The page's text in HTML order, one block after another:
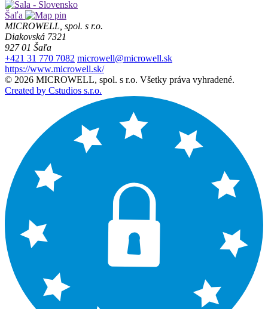
Šaľa
MICROWELL, spol. s r.o.
Diakovská 7321
927 01 Šaľa
+421 31 770 7082 microwell@microwell.sk
https://www.microwell.sk/
© 2026 MICROWELL, spol. s r.o. Všetky práva vyhradené.
Created by Cstudios s.r.o.